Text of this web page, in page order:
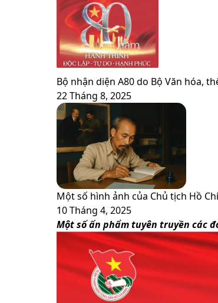
Bộ nhận diện A80 do Bộ Văn hóa,
22 Tháng 8, 2025
Một số hình ảnh của Chủ tịch Hồ
10 Tháng 4, 2025
Một số ấn phẩm tuyên truyền các